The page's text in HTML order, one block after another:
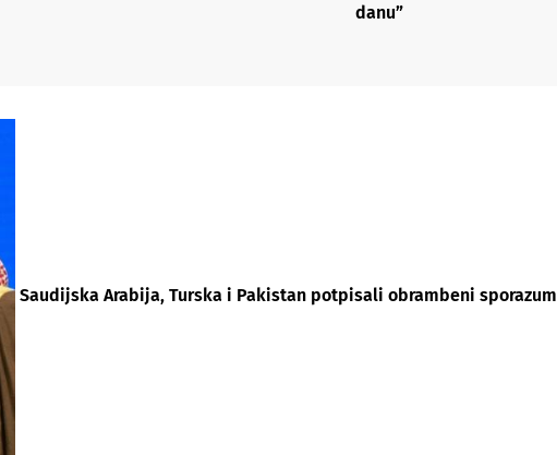
danu”
Saudijska Arabija, Turska i Pakistan potpisali obrambeni sporazum